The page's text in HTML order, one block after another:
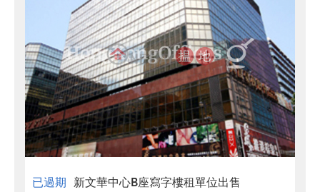
已過期 新文華中心B座寫字樓租單位出售